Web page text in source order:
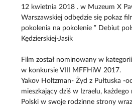
12 kwietnia 2018 . w Muzeum X
Warszawskiej odbędzie się pokaz
pokolenia na pokolenie ” Debiut
Kędzierskiej-Jasik
Film został nominowany w
w konkursie VIII MFFHiW 2017.
Yakov Holtzman- Żyd z Pułtuska -
mieszkający dziś w Izraelu,
Polski w swoje rodzinne strony